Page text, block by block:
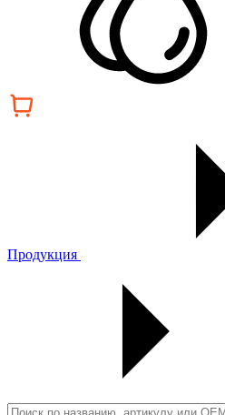
Продукция